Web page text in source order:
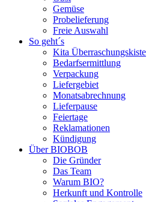
Gemüse
Probelieferung
Freie Auswahl
So geht´s
Kita Überraschungskiste
Bedarfsermittlung
Verpackung
Liefergebiet
Monatsabrechnung
Lieferpause
Feiertage
Reklamationen
Kündigung
Über BIOBOB
Die Gründer
Das Team
Warum BIO?
Herkunft und Kontrolle